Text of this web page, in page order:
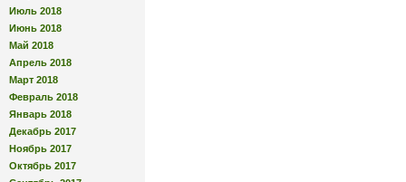
Июль 2018
Июнь 2018
Май 2018
Апрель 2018
Март 2018
Февраль 2018
Январь 2018
Декабрь 2017
Ноябрь 2017
Октябрь 2017